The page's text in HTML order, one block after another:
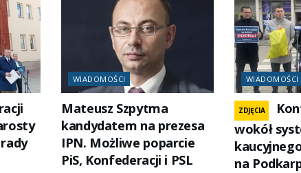
WIADOMOŚCI
Mateusz Szpytma
kandydatem na prezesa
IPN. Możliwe poparcie
PiS, Konfederacji i PSL
WIADOMOŚCI
ZDJĘCIA
wokół
na